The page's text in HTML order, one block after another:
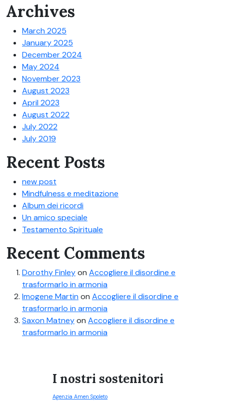
Archives
March 2025
January 2025
December 2024
May 2024
November 2023
August 2023
April 2023
August 2022
July 2022
July 2019
Recent Posts
new post
Mindfulness e meditazione
Album dei ricordi
Un amico speciale
Testamento Spirituale
Recent Comments
Dorothy Finleyon Accogliere il disordine e
trasformarlo in armonia
Imogene Martin on Accogliere il disordine e
trasformarlo in armonia
Saxon Matneyon Accogliere il disordine e
trasformarlo in armonia
I nostri sostenitori
Agenzia Amen Spoleto